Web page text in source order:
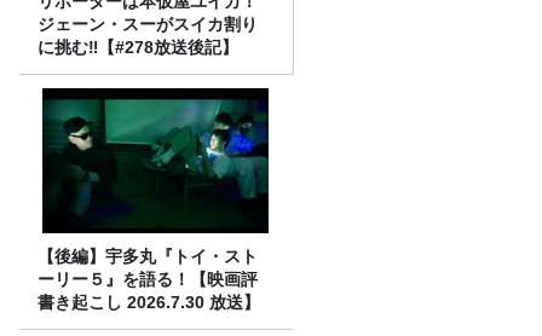
ジェーン・スーがスイカ割り
に挑む‼【#278放送後記】
【後編】宇多丸『トイ・スト
ーリー５』を語る！【映画評
書き起こし 2026.7.30 放送】